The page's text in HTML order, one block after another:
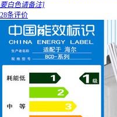
要白色请备注]
28条评价